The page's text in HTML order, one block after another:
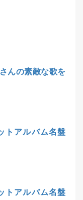
んの素敵な歌を
トアルバム名盤
トアルバム名盤